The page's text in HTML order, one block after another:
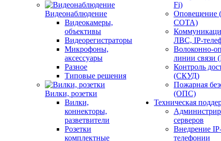
Видеонаблюдение
Видеокамеры,
объективы
Видеорегистраторы
Микрофоны,
аксессуары
Разное
Типовые решения
Вилки, розетки
Вилки,
коннекторы,
разветвители
Розетки
комплектные
Fi)
СОТА)
ЛВС, IP-
Волоконно-
линии
Контроль
(СКУД)
Пожарная
(ОПС)
Техническая
серверов
Внедрение
телефонии